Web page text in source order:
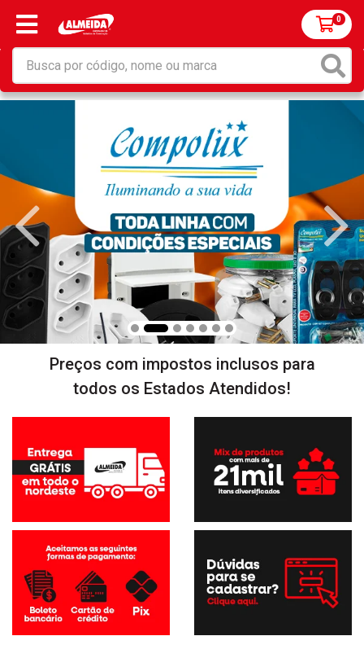
0
Preços com impostos inclusos para
todos os Estados Atendidos!